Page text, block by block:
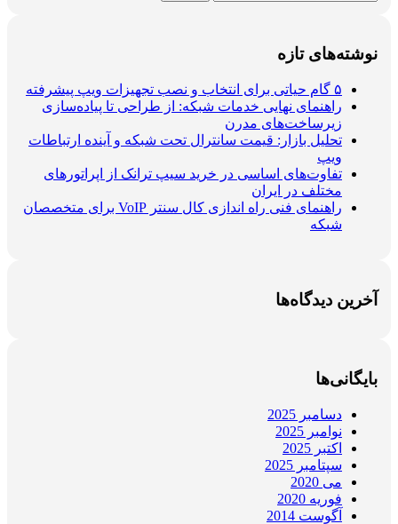
نوشته‌های تازه
۵ گام حیاتی برای انتخاب و نصب تجهیزات ویپ پیشرفته
راهنمای نهایی خدمات شبکه: از طراحی تا پیاده‌سازی
زیرساخت‌های مدرن
تحلیل بازار: قیمت سانترال تحت شبکه و آینده ارتباطات
ویپ
تفاوت‌های اساسی در خرید سیپ ترانک از اپراتورهای
مختلف در ایران
راهنمای فنی راه اندازی کال سنتر VoIP برای متخصصان
شبکه
آخرین دیدگاه‌ها
بایگانی‌ها
دسامبر 2025
نوامبر 2025
اکتبر 2025
سپتامبر 2025
می 2020
فوریه 2020
آگوست 2014